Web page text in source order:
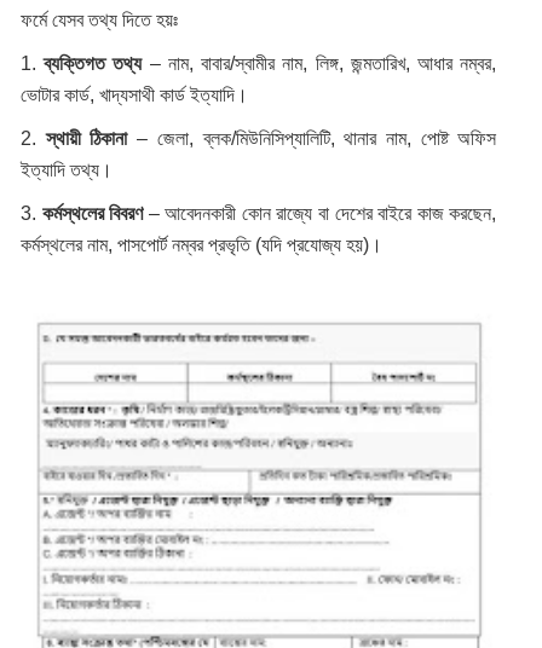
ফর্মে যেসব তথ্য দিতে হয়ঃ
1.ব্যক্তিগত তথ্য– নাম, বাবার/স্বামীর নাম, লিঙ্গ, জন্মতারিখ, আধার নম্বর,
ভোটার কার্ড, খাদ্যসাথী কার্ড ইত্যাদি।
2.স্থায়ী ঠিকানা– জেলা, ব্লক/মিউনিসিপ্যালিটি, থানার নাম, পোষ্ট অফিস
ইত্যাদি তথ্য।
3. কর্মস্থলের বিবরণ– আবেদনকারী কোন রাজ্যে বা দেশের বাইরে কাজ করছেন,
কর্মস্থলের নাম, পাসপোর্ট নম্বর প্রভৃতি (যদি প্রযোজ্য হয়)।